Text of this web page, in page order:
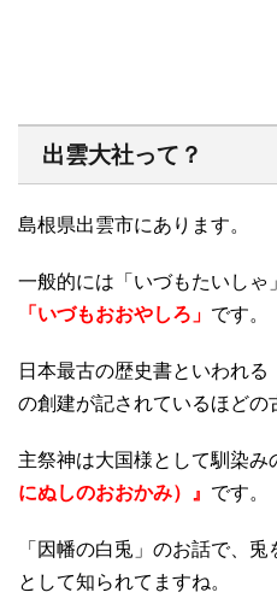
出雲大社って？
島根県出雲市にあります。
一般的には「いづもたいしゃ
「いづもおおやしろ」 です。
日本最古の歴史書といわれ
の創建が記されているほどの
主祭神は大国様として馴染み
にぬしのおおかみ）』 です。
「因幡の白兎」のお話で、
として知られてますね。